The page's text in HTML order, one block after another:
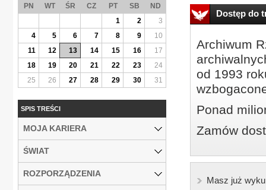
Dostęp do
Archiwum
od 1993
Ponad
Zamów
Masz już
PN WT ŚR CZ PT SB
ND
1
2
3
4
5 6 7 8 9
10
11
12 13 14 15 16
17
18
19 20 21 22 23
24
25
26 27 28 29 30 31
SPIS TREŚCI
MOJA KARIERA
ŚWIAT
ROZPORZĄDZENIA